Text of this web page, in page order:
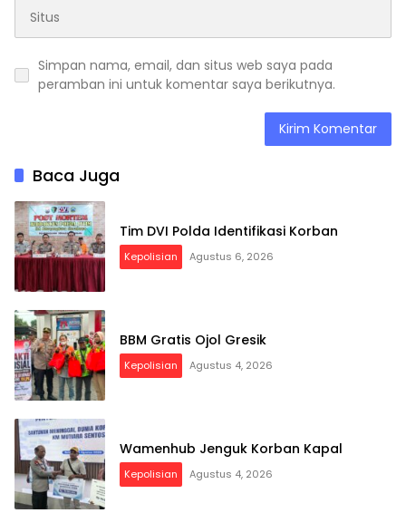
Simpan nama, email, dan situs web saya pada
peramban ini untuk komentar saya berikutnya.
Baca Juga
Tim DVI Polda Identifikasi Korban
Kepolisian Agustus 6, 2026
BBM Gratis Ojol Gresik
Kepolisian Agustus 4, 2026
Wamenhub Jenguk Korban Kapal
Kepolisian Agustus 4, 2026